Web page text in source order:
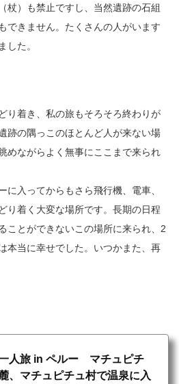
杖）も禁止ですし、当然遺跡の石組
できません。たくさんの人がいます
した。
り着き、私の旅もそろそろ終わりが
跡の隅っこのほとんど人が来ない場
めながらよく無事にここまで来られ
に入ってからもさら飛行機、電車、
り着く大変な場所です。長期の日程
ことができないこの場所に来られ、2
本当に幸せでした。いつかまた、再
人旅 in ペルー マチュピチ
、マチュピチュ村で温泉に入